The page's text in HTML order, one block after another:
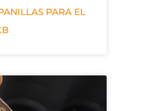
PARA EL